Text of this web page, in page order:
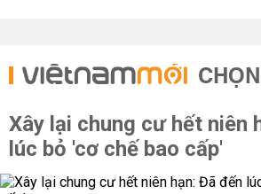
CHỌN
Xây lại chung cư hết niên
lúc bỏ 'cơ chế bao cấp'